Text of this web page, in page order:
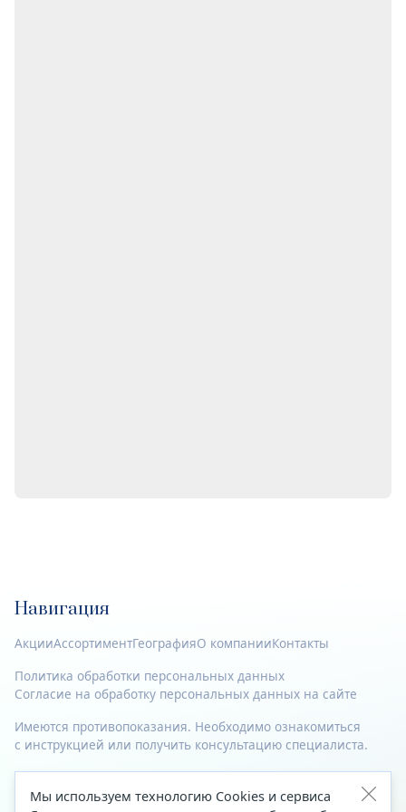
Навигация
АкцииАссортиментГеографияО компанииКонтакты
Политика обработки персональных данных
Согласие на обработку персональных данных на сайте
Имеются противопоказания. Необходимо ознакомиться
с инструкцией или получить консультацию специалиста.
© 2023—2026 Все права защищены.
Мы используем технологию Cookies и сервиса